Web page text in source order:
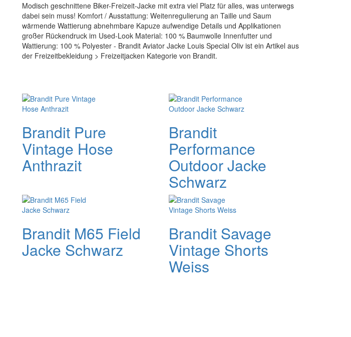
Modisch geschnittene Biker-Freizeit-Jacke mit extra viel Platz für alles, was unterwegs
dabei sein muss! Komfort / Ausstattung: Weitenregulierung an Taille und Saum
wärmende Wattierung abnehmbare Kapuze aufwendige Details und Applikationen
großer Rückendruck im Used-Look Material: 100 % Baumwolle Innenfutter und
Wattierung: 100 % Polyester - Brandit Aviator Jacke Louis Special Oliv ist ein Artikel aus
der Freizeitbekleidung > Freizeitjacken Kategorie von Brandit.
Brandit Pure
Vintage Hose
Anthrazit
Brandit
Performance
Outdoor Jacke
Schwarz
Brandit M65 Field
Jacke Schwarz
Brandit Savage
Vintage Shorts
Weiss